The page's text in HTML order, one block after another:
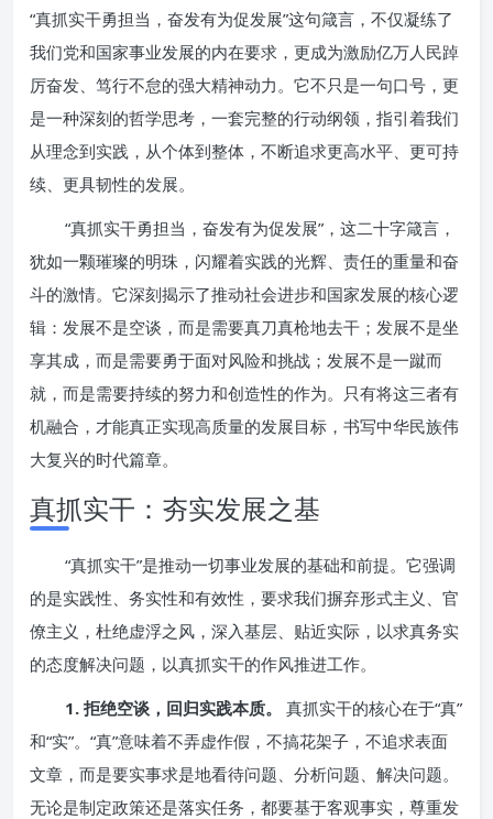
“真抓实干勇担当，奋发有为促发展”这句箴言，不仅凝练了
我们党和国家事业发展的内在要求，更成为激励亿万人民踔
厉奋发、笃行不怠的强大精神动力。它不只是一句口号，更
是一种深刻的哲学思考，一套完整的行动纲领，指引着我们
从理念到实践，从个体到整体，不断追求更高水平、更可持
续、更具韧性的发展。
“真抓实干勇担当，奋发有为促发展”，这二十字箴言，
犹如一颗璀璨的明珠，闪耀着实践的光辉、责任的重量和奋
斗的激情。它深刻揭示了推动社会进步和国家发展的核心逻
辑：发展不是空谈，而是需要真刀真枪地去干；发展不是坐
享其成，而是需要勇于面对风险和挑战；发展不是一蹴而
就，而是需要持续的努力和创造性的作为。只有将这三者有
机融合，才能真正实现高质量的发展目标，书写中华民族伟
大复兴的时代篇章。
真抓实干：夯实发展之基
“真抓实干”是推动一切事业发展的基础和前提。它强调
的是实践性、务实性和有效性，要求我们摒弃形式主义、官
僚主义，杜绝虚浮之风，深入基层、贴近实际，以求真务实
的态度解决问题，以真抓实干的作风推进工作。
1. 拒绝空谈，回归实践本质。
真抓实干的核心在于“真”
和“实”。“真”意味着不弄虚作假，不搞花架子，不追求表面
文章，而是要实事求是地看待问题、分析问题、解决问题。
无论是制定政策还是落实任务，都要基于客观事实，尊重发